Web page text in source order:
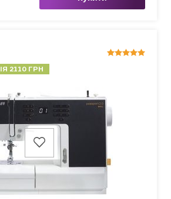
2110 ГРН